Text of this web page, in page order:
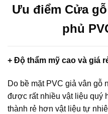
Ưu điểm Cửa
phủ
+ Độ thẩm mỹ cao và giá
Do bề mặt PVC giả vân gỗ
được rất nhiều vật liệu quý
thành rẻ hơn vật liệu tự